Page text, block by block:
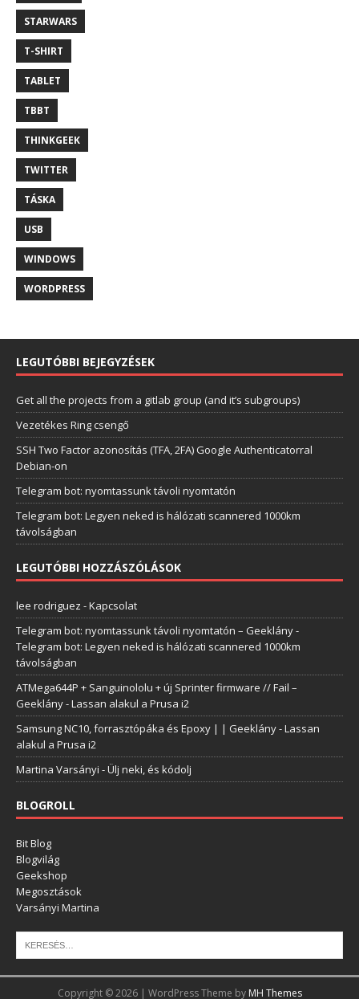
STARWARS
T-SHIRT
TABLET
TBBT
THINKGEEK
TWITTER
TÁSKA
USB
WINDOWS
WORDPRESS
LEGUTÓBBI BEJEGYZÉSEK
Get all the projects from a gitlab group (and it’s subgroups)
Vezetékes Ring csengő
SSH Two Factor azonosítás (TFA, 2FA) Google Authenticatorral
Debian-on
Telegram bot: nyomtassunk távoli nyomtatón
Telegram bot: Legyen neked is hálózati scannered 1000km
távolságban
LEGUTÓBBI HOZZÁSZÓLÁSOK
lee rodriguez -Kapcsolat
Telegram bot: nyomtassunk távoli nyomtatón – Geeklány-
Telegram bot: Legyen neked is hálózati scannered 1000km
távolságban
ATMega644P + Sanguinololu + új Sprinter firmware // Fail –
Geeklány-Lassan alakul a Prusa i2
Samsung NC10, forrasztópáka és Epoxy | | Geeklány-Lassan
alakul a Prusa i2
Martina Varsányi -Ülj neki, és kódolj
BLOGROLL
Bit Blog
Blogvilág
Geekshop
Megosztások
Varsányi Martina
Copyright © 2026 | WordPress Theme by MH Themes